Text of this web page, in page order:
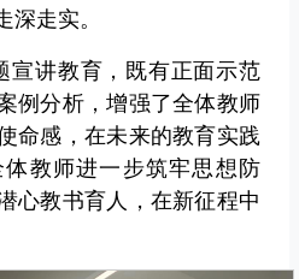
深走实。
宣讲教育，既有正面示范
例分析，增强了全体教师
命感，在未来的教育实践
教师进一步筑牢思想防
心教书育人，在新征程中